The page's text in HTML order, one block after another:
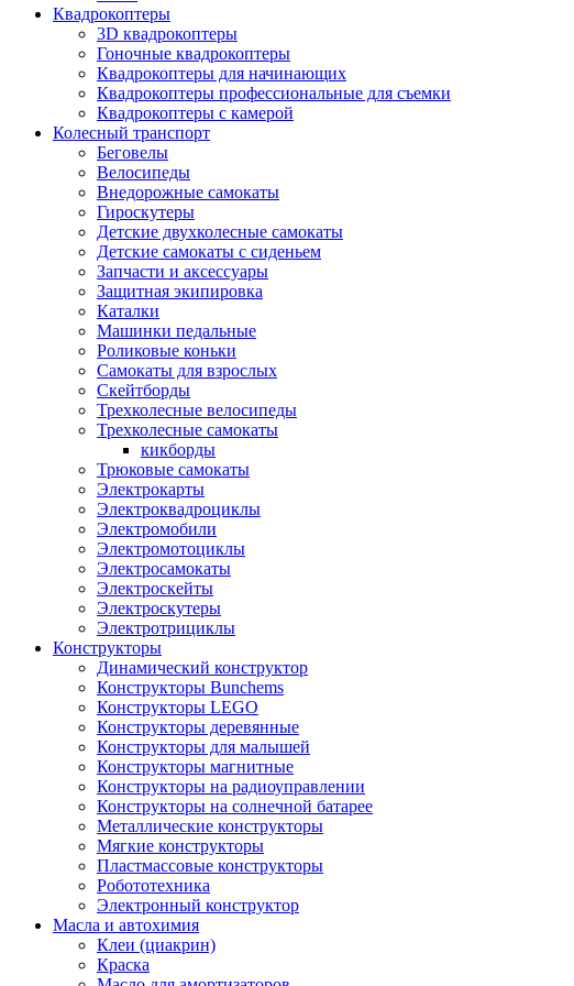
Квадрокоптеры
3D квадрокоптеры
Гоночные квадрокоптеры
Квадрокоптеры для начинающих
Квадрокоптеры профессиональные для съемки
Квадрокоптеры с камерой
Колесный транспорт
Беговелы
Велосипеды
Внедорожные самокаты
Гироскутеры
Детские двухколесные самокаты
Детские самокаты с сиденьем
Запчасти и аксессуары
Защитная экипировка
Каталки
Машинки педальные
Роликовые коньки
Самокаты для взрослых
Скейтборды
Трехколесные велосипеды
Трехколесные самокаты
кикборды
Трюковые самокаты
Электрокарты
Электроквадроциклы
Электромобили
Электромотоциклы
Электросамокаты
Электроскейты
Электроскутеры
Электротрициклы
Конструкторы
Динамический конструктор
Конструкторы Bunchems
Конструкторы LEGO
Конструкторы деревянные
Конструкторы для малышей
Конструкторы магнитные
Конструкторы на радиоуправлении
Конструкторы на солнечной батарее
Металлические конструкторы
Мягкие конструкторы
Пластмассовые конструкторы
Робототехника
Электронный конструктор
Масла и автохимия
Клеи (циакрин)
Краска